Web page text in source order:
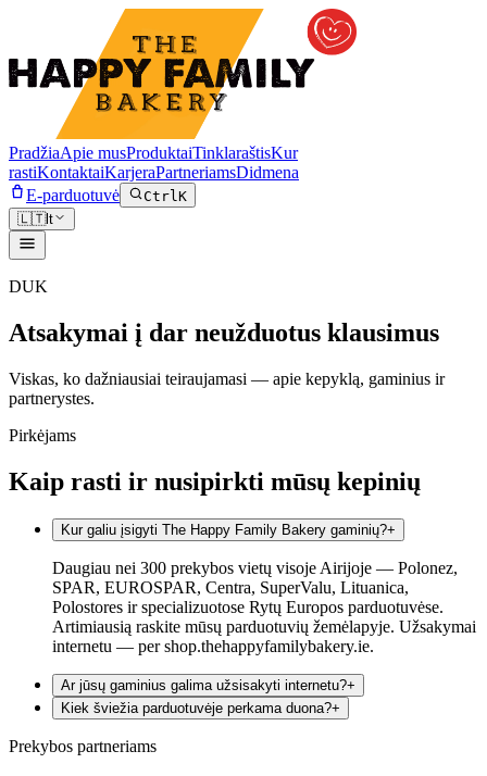
PradžiaApie musProduktaiTinklaraštisKur
rastiKontaktaiKarjeraPartneriamsDidmena
E-parduotuvė
CtrlK
🇱🇹lt
DUK
Atsakymai į dar neužduotus klausimus
Viskas, ko dažniausiai teiraujamasi — apie kepyklą, gaminius ir
partnerystes.
Pirkėjams
Kaip rasti ir nusipirkti mūsų kepinių
Kur galiu įsigyti The Happy Family Bakery gaminių?+
Daugiau nei 300 prekybos vietų visoje Airijoje — Polonez,
SPAR, EUROSPAR, Centra, SuperValu, Lituanica,
Polostores ir specializuotose Rytų Europos parduotuvėse.
Artimiausią raskite mūsų parduotuvių žemėlapyje. Užsakymai
internetu — per shop.thehappyfamilybakery.ie.
Ar jūsų gaminius galima užsisakyti internetu?+
Kiek šviežia parduotuvėje perkama duona?+
Prekybos partneriams